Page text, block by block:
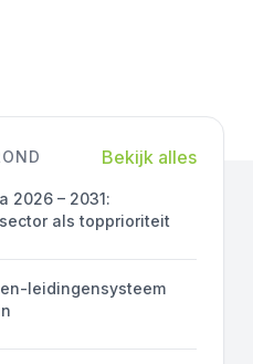
Bekijk alles
2026 – 2031:
als topprioriteit
leidingensysteem